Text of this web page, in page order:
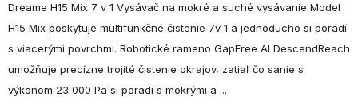
Dreame H15 Mix 7 v 1 Vysávač na mokré a suché vysávanie Model
H15 Mix poskytuje multifunkčné čistenie 7v 1 a jednoducho si poradí
s viacerými povrchmi. Robotické rameno GapFree AI DescendReach
umožňuje precízne trojité čistenie okrajov, zatiaľ čo sanie s
výkonom 23 000 Pa si poradí s mokrými a ...